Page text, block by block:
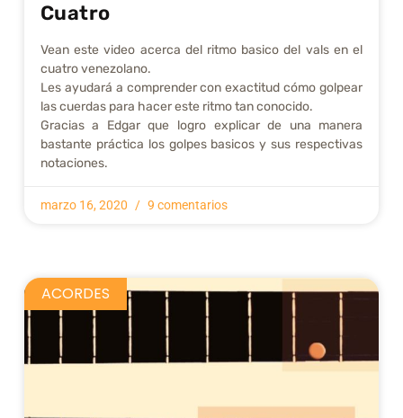
Cuatro
Vean este video acerca del ritmo basico del vals en el
cuatro venezolano.
Les ayudará a comprender con exactitud cómo golpear
las cuerdas para hacer este ritmo tan conocido.
Gracias a Edgar que logro explicar de una manera
bastante práctica los golpes basicos y sus respectivas
notaciones.
marzo 16, 2020 9 comentarios
ACORDES